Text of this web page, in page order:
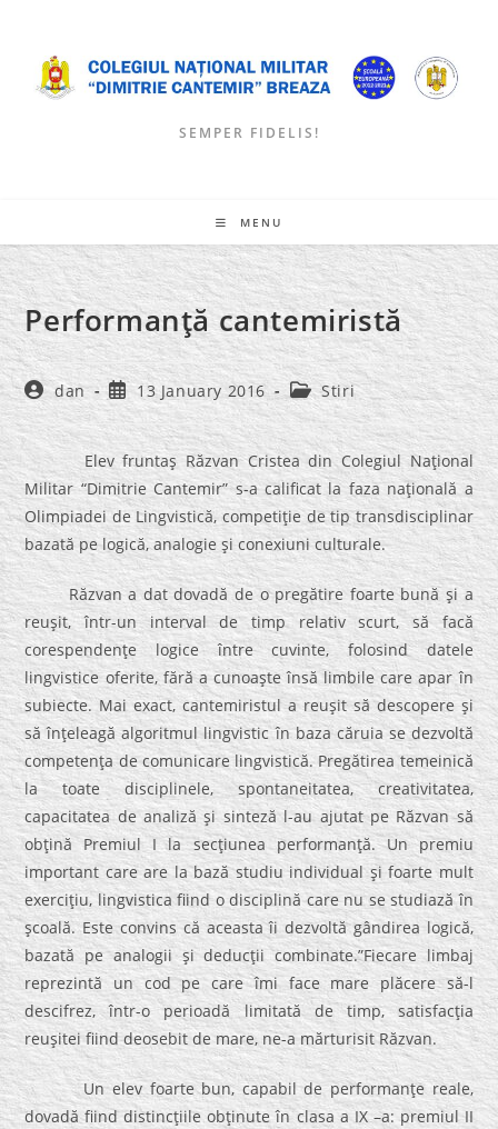
content
SEMPER FIDELIS!
MENU
Performanţă cantemiristă
Post
author:
dan
Post
published:
13 January 2016
Post
category:
Stiri
Elev fruntaş Răzvan Cristea din Colegiul Naţional
Militar “Dimitrie Cantemir” s-a calificat la faza naţională a
Olimpiadei de Lingvistică, competiţie de tip transdisciplinar
bazată pe logică, analogie şi conexiuni culturale.
Răzvan a dat dovadă de o pregătire foarte bună şi a
reuşit, într-un interval de timp relativ scurt, să facă
corespendenţe logice între cuvinte, folosind datele
lingvistice oferite, fără a cunoaşte însă limbile care apar în
subiecte. Mai exact, cantemiristul a reuşit să descopere şi
să înţeleagă algoritmul lingvistic în baza căruia se dezvoltă
competenţa de comunicare lingvistică. Pregătirea temeinică
la toate disciplinele, spontaneitatea, creativitatea,
capacitatea de analiză şi sinteză l-au ajutat pe Răzvan să
obţină Premiul I la secţiunea performanţă. Un premiu
important care are la bază studiu individual şi foarte mult
exerciţiu, lingvistica fiind o disciplină care nu se studiază în
şcoală. Este convins că aceasta îi dezvoltă gândirea logică,
bazată pe analogii şi deducţii combinate.”Fiecare limbaj
reprezintă un cod pe care îmi face mare plăcere să-l
descifrez, într-o perioadă limitată de timp, satisfacţia
reuşitei fiind deosebit de mare, ne-a mărturisit Răzvan.
Un elev foarte bun, capabil de performanţe reale,
dovadă fiind distincţiile obţinute în clasa a IX –a: premiul II